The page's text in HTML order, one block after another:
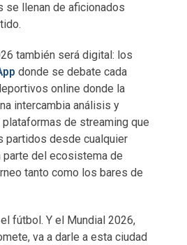
se llenan de aficionados
también será digital: los
donde se debate cada
online donde la
intercambia análisis y
de streaming que
partidos desde cualquier
del ecosistema de
tanto como los bares de
fútbol. Y el Mundial 2026,
va a darle a esta ciudad